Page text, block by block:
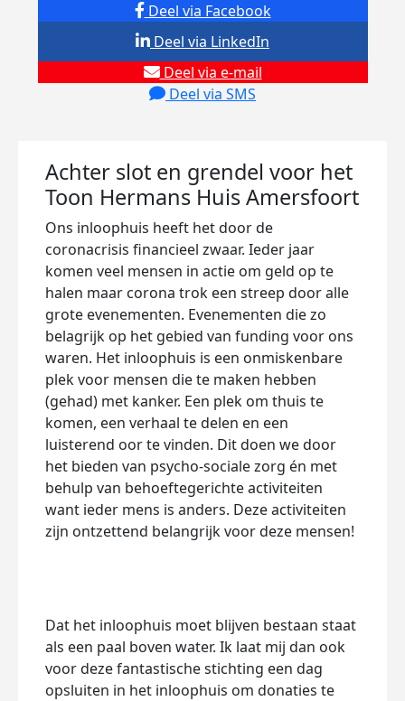
Deel via Facebook
Deel via e-mail
Deel via SMS
Deel via LinkedIn
Achter slot en grendel voor het
Toon Hermans Huis Amersfoort
Ons inloophuis heeft het door de
coronacrisis financieel zwaar. Ieder jaar
komen veel mensen in actie om geld op te
halen maar corona trok een streep door alle
grote evenementen. Evenementen die zo
belagrijk op het gebied van funding voor ons
waren. Het inloophuis is een onmiskenbare
plek voor mensen die te maken hebben
(gehad) met kanker. Een plek om thuis te
komen, een verhaal te delen en een
luisterend oor te vinden. Dit doen wedoor
het bieden van psycho-sociale zorg én met
behulp van behoeftegerichte activiteiten
want ieder mens is anders. Deze activiteiten
zijn ontzettend belangrijk voor deze mensen!
Dat het inloophuis moet blijven bestaan staat
als een paal boven water. Ik laat mij dan ook
voor deze fantastische stichting een dag
opsluiten in het inloophuis om donaties te